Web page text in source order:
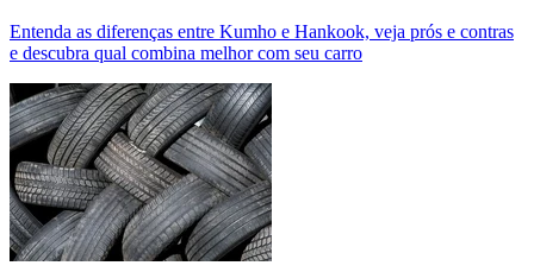
Entenda as diferenças entre Kumho e Hankook, veja prós e contras
e descubra qual combina melhor com seu carro